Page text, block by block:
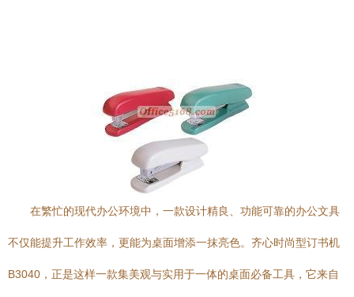
在繁忙的现代办公环境中，一款设计精良、功能可靠的办公文具
不仅能提升工作效率，更能为桌面增添一抹亮色。齐心时尚型订书机
B3040，正是这样一款集美观与实用于一体的桌面必备工具，它来自